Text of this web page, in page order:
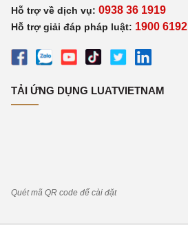
Hỗ trợ về dịch vụ: 0938 36 1919
Hỗ trợ giải đáp pháp luật: 1900 6192
TẢI ỨNG DỤNG LUATVIETNAM
Quét mã QR code để cài đặt